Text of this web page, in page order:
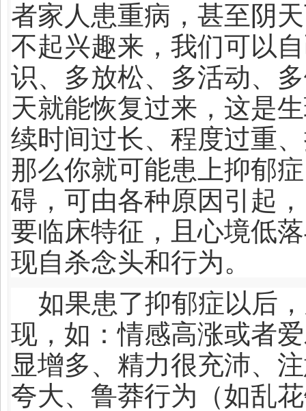
者家人患重病，甚至阴
不起兴趣来，我们可以
识、多放松、多活动、
天就能恢复过来，这是
续时间过长、程度过重
那么你就可能患上抑郁
碍，可由各种原因引起
要临床特征，且心境低
现自杀念头和行为。
如果患了抑郁症以后
现，如：情感高涨或者
显增多、精力很充沛、
夸大、鲁莽行为（如乱